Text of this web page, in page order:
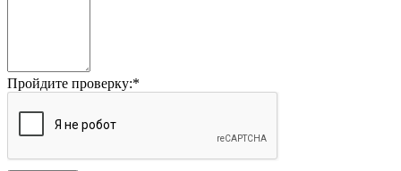
Пройдите проверку:*